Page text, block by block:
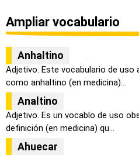
Ampliar vocabulario
Anhaltino
Adjetivo. Este vocabulario de uso
como anhaltino (en medicina)...
Analtino
Adjetivo. Es un vocablo de uso
definición (en medicina) qu...
Ahuecar